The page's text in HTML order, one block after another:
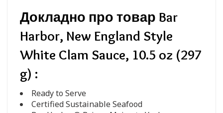
Докладно про товар Bar
Harbor, New England Style
White Clam Sauce, 10.5 oz (297
g) :
Ready to Serve
Certified Sustainable Seafood